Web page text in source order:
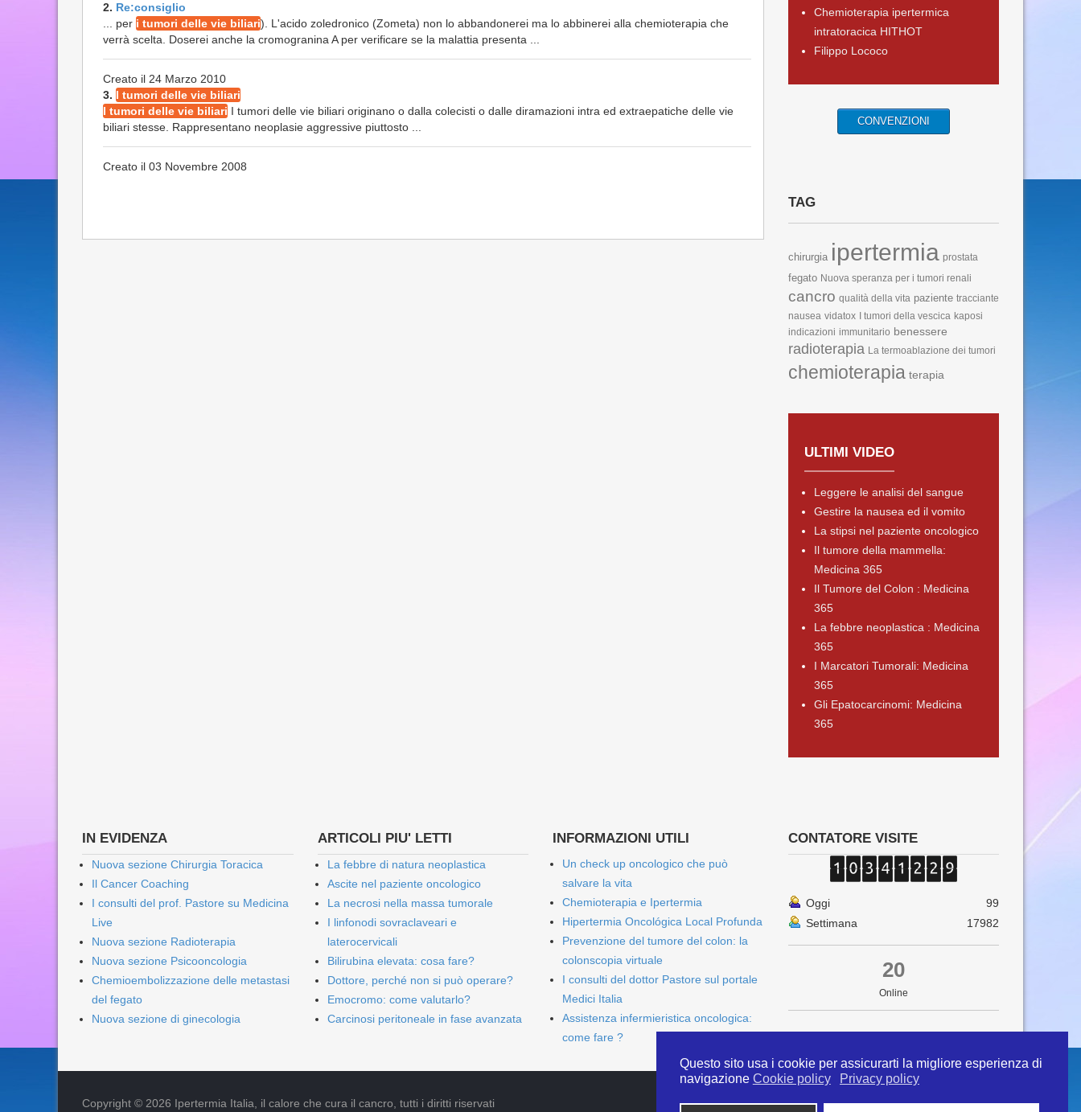
Questo sito usa i cookie per assicurarti la migliore esperienza di
navigazione Cookie policy Privacy policy
2. Re:consiglio
... per i tumori delle vie biliari). L'acido zoledronico (Zometa) non lo abbandonerei ma lo abbinerei alla chemioterapia che
verrà scelta. Doserei anche la cromogranina A per verificare se la malattia presenta ...
Creato il 24 Marzo 2010
3. I tumori delle vie biliari
I tumori delle vie biliari I tumori delle vie biliari originano o dalla colecisti o dalle diramazioni intra ed extraepatiche delle vie
biliari stesse. Rappresentano neoplasie aggressive piuttosto ...
Creato il 03 Novembre 2008
Chemioterapia ipertermica
intratoracica HITHOT
Filippo Lococo
CONVENZIONI
TAG
chirurgia ipertermia prostata
fegato Nuova speranza per i tumori renali
cancro qualità della vita paziente tracciante
nausea vidatox I tumori della vescica kaposi
indicazioni immunitario benessere
radioterapia La termoablazione dei tumori
chemioterapia terapia
ULTIMI VIDEO
Leggere le analisi del sangue
Gestire la nausea ed il vomito
La stipsi nel paziente oncologico
Il tumore della mammella:
Medicina 365
Il Tumore del Colon : Medicina
365
La febbre neoplastica : Medicina
365
I Marcatori Tumorali: Medicina
365
Gli Epatocarcinomi: Medicina
365
IN EVIDENZA
Nuova sezione Chirurgia Toracica
Il Cancer Coaching
I consulti del prof. Pastore su Medicina
Live
Nuova sezione Radioterapia
Nuova sezione Psicooncologia
Chemioembolizzazione delle metastasi
del fegato
Nuova sezione di ginecologia
ARTICOLI PIU' LETTI
La febbre di natura neoplastica
Ascite nel paziente oncologico
La necrosi nella massa tumorale
I linfonodi sovraclaveari e
laterocervicali
Bilirubina elevata: cosa fare?
Dottore, perché non si può operare?
Emocromo: come valutarlo?
Carcinosi peritoneale in fase avanzata
INFORMAZIONI UTILI
Un check up oncologico che può
salvare la vita
Chemioterapia e Ipertermia
Hipertermia Oncológica Local Profunda
Prevenzione del tumore del colon: la
colonscopia virtuale
I consulti del dottor Pastore sul portale
Medici Italia
Assistenza infermieristica oncologica:
come fare ?
CONTATORE VISITE
Oggi
99
Settimana
17982
20
Online
Copyright © 2026 Ipertermia Italia, il calore che cura il cancro, tutti i diritti riservati